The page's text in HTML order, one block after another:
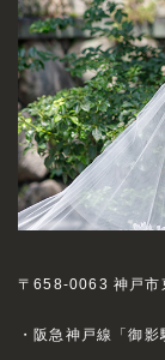
〒658-0063 神戸市
・阪急神戸線「御